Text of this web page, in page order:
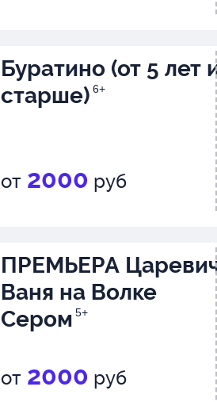
Буратино (от 5 лет
старше) 6+
от 2000 руб
ПРЕМЬЕРА
Ваня на Волке
Сером 5+
от 2000 руб